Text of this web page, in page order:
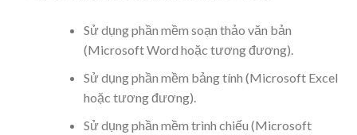
Sử dụng phần mềm soạn thảo văn bản
(Microsoft Word hoặc tương đương).
Sử dụng phần mềm bảng tính (Microsoft Excel
hoặc tương đương).
Sử dụng phần mềm trình chiếu (Microsoft